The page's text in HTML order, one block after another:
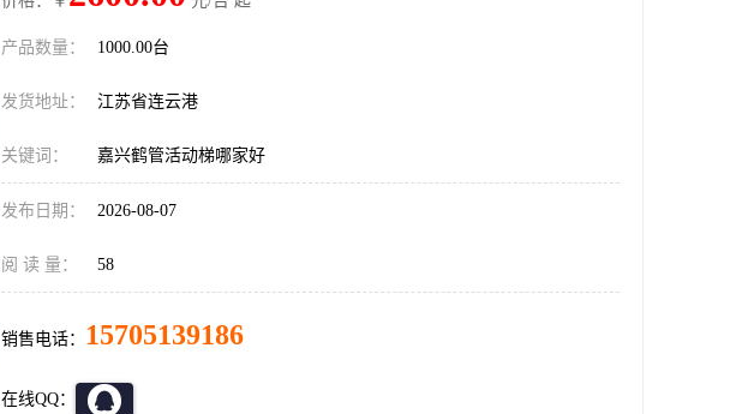
产品数量： 1000.00台
发货地址： 江苏省连云港
关键词： 嘉兴鹤管活动梯哪家好
发布日期： 2026-08-07
阅 读 量： 58
销售电话： 15705139186
在线QQ：